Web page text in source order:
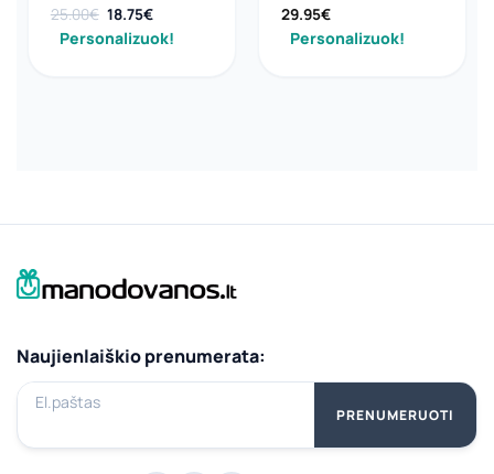
25.00€ Original
price
was:
18.75€Current
is:
Personalizuok!
29.95€
Personalizuok!
Naujienlaiškio prenumerata:
El.paštas
PRENUMERUOTI